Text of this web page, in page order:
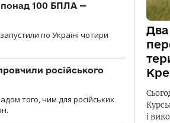
понад 100 БПЛА —
по Україні чотири
російського
того, чим для російських
Два
і